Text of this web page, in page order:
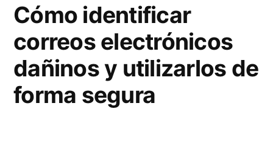
Cómo identificar
correos electrónicos
dañinos y utilizarlos de
forma segura